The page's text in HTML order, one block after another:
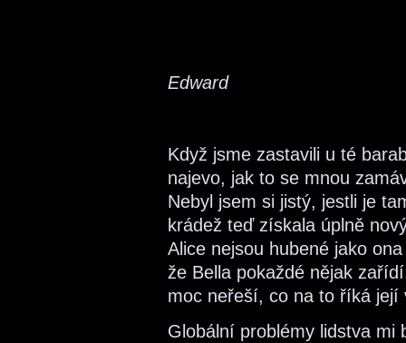
Edward
Když jsme zastavili u té
najevo, jak to se mnou
Nebyl jsem si jistý, jestli je
krádež teď získala úplně
Alice nejsou hubené jako
že Bella pokaždé nějak
moc neřeší, co na to říká její
Globální problémy lidstva mi